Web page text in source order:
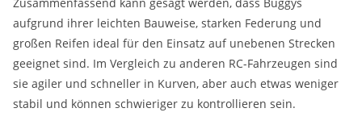
aufgrund ihrer leichten Bauweise, starken Federung und
großen Reifen ideal für den Einsatz auf unebenen Strecken
geeignet sind. Im Vergleich zu anderen RC-Fahrzeugen sind
sie agiler und schneller in Kurven, aber auch etwas weniger
stabil und können schwieriger zu kontrollieren sein.